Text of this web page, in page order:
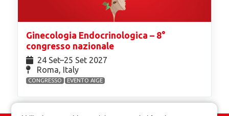
Ginecologia Endocrinologica – 8°
congresso nazionale
24 Set⁠–25 Set 2027
Roma, Italy
CONGRESSO EVENTO AIGE